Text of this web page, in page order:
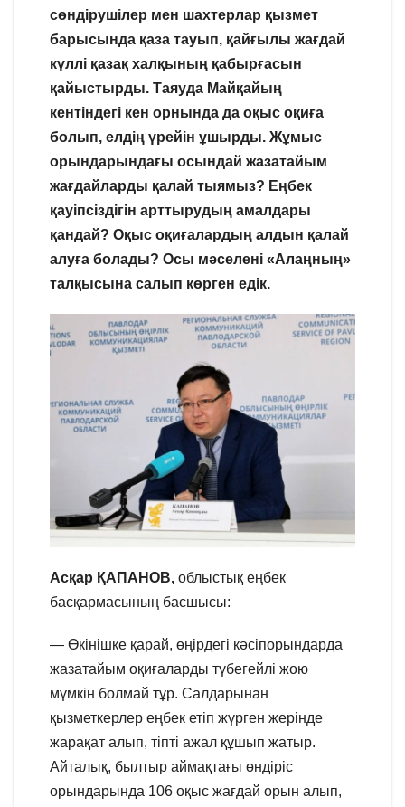
сөндірушілер мен шахтерлар қызмет
барысында қаза тауып, қайғылы жағдай
күллі қазақ халқының қабырғасын
қайыстырды. Таяуда Майқайың
кентіндегі кен орнында да оқыс оқиға
болып, елдің үрейін ұшырды. Жұмыс
орындарындағы осындай жазатайым
жағдайларды қалай тыямыз? Еңбек
қауіпсіздігін арттырудың амалдары
қандай? Оқыс оқиғалардың алдын қалай
алуға болады? Осы мәселені «Алаңның»
талқысына салып көрген едік.
Асқар ҚАПАНОВ, облыстық еңбек
басқармасының басшысы:
— Өкінішке қарай, өңірдегі кәсіпорындарда
жазатайым оқиғаларды түбегейлі жою
мүмкін болмай тұр. Салдарынан
қызметкерлер еңбек етіп жүрген жерінде
жарақат алып, тіпті ажал құшып жатыр.
Айталық, былтыр аймақтағы өндіріс
орындарында 106 оқыс жағдай орын алып,